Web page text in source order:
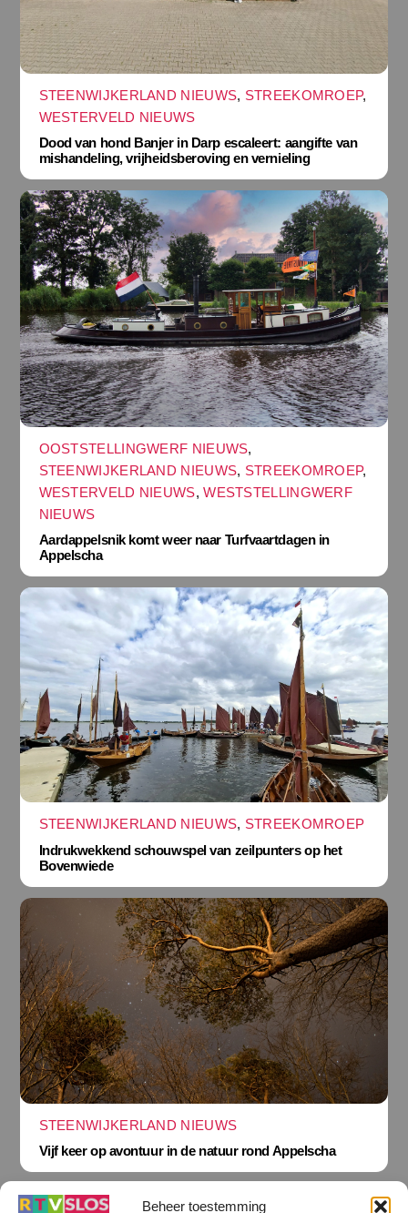
Beheer toestemming
STEENWIJKERLAND NIEUWS, STREEKOMROEP,
WESTERVELD NIEUWS
Dood van hond Banjer in Darp escaleert: aangifte van
mishandeling, vrijheidsberoving en vernieling
OOSTSTELLINGWERF NIEUWS,
STEENWIJKERLAND NIEUWS, STREEKOMROEP,
WESTERVELD NIEUWS,WESTSTELLINGWERF
NIEUWS
Aardappelsnik komt weer naar Turfvaartdagen in
Appelscha
STEENWIJKERLAND NIEUWS, STREEKOMROEP
Indrukwekkend schouwspel van zeilpunters op het
Bovenwiede
STEENWIJKERLAND NIEUWS
Vijf keer op avontuur in de natuur rond Appelscha